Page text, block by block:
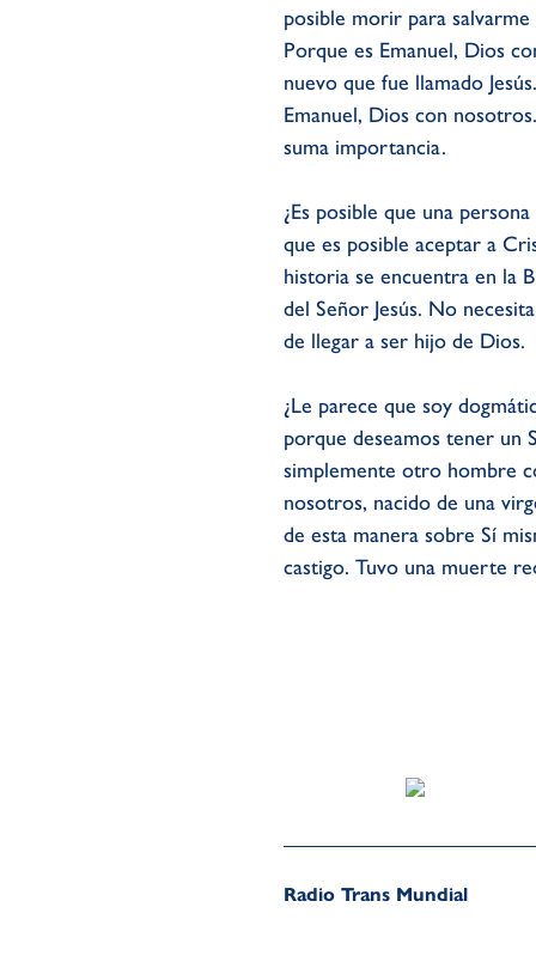
posible morir para salvarme
Porque es Emanuel, Dios
nuevo que fue llamado
Emanuel, Dios con
suma importancia.
¿Es posible que una
que es posible aceptar a
historia se encuentra en la
del Señor Jesús. No
de llegar a ser hijo de Dios.
¿Le parece que soy
porque deseamos tener un
simplemente otro hombre
nosotros, nacido de una
de esta manera sobre Sí
castigo. Tuvo una muerte
Radio Trans Mundial